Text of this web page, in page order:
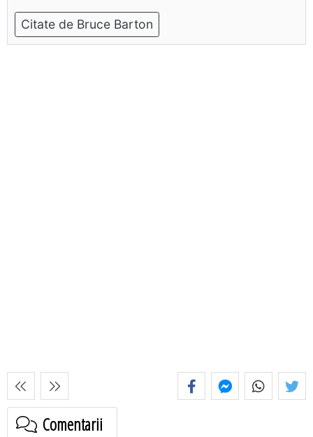
Citate de Bruce Barton
Comentarii